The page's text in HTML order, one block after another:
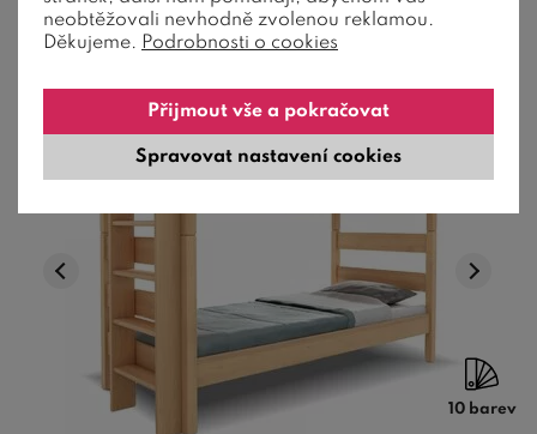
10 barev
neobtěžovali nevhodně zvolenou reklamou.
Děkujeme. Podrobnosti o cookies
Spravovat nastavení cookies
Přijmout vše a pokračovat